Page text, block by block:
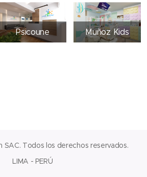
Psicoune Muñoz Kids
SAC. Todos los derechos reservados.
LIMA - PERÚ